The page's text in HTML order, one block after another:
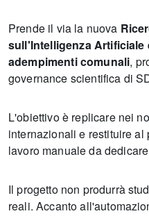
Prende il via la nuova
sull'Intelligenza Artificiale
adempimenti comunali,
governance scientifica di
L'obiettivo è replicare nei
internazionali e restituire
lavoro manuale da
Il progetto non produrrà
reali. Accanto